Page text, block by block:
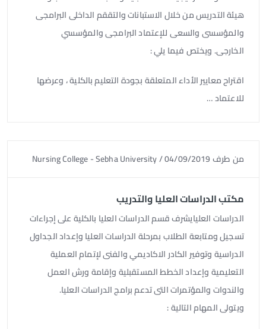
هيئة التدريس من خلال الاستبانات والتققم الداخلى البرامجى
والمؤسسى والسعى للإعتماد البرامجى والمؤسسي
الخارجى. ويختص فيما يلي :
اقتراح معايير الأداء المتعلقة بجودة التعليم بالكلية ، وعرضها
للاعتماد …
من طرف Nursing College - Sebha University/04/09/2019
مكتب الدراسات العليا والتدريب
الدراسات العليايشرف قسم الدراسات العليا بالكلية على إجراءات
تسجيل ومتابعة الطلاب بمرحلة الدراسات العليا وإعداد الجداول
الدراسية وتوفير الكادر الاكاديمي والفنى لإتمام العملية
التعليمية وإعداد الخطط المستقبلية وإقامة ورش العمل
والندوات والمؤتمرات التى تدعم برامج الدراسات العليا.
ويتولى المهام التالية :